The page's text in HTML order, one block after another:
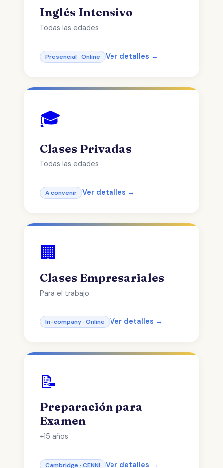
Inglés Intensivo
Todas las edades
Presencial · Online Ver detalles →
🎓
Clases Privadas
Todas las edades
A convenir Ver detalles →
🏢
Clases Empresariales
Para el trabajo
In-company · Online Ver detalles →
📝
Preparación para
Examen
+15 años
Cambridge · CENNI Ver detalles →